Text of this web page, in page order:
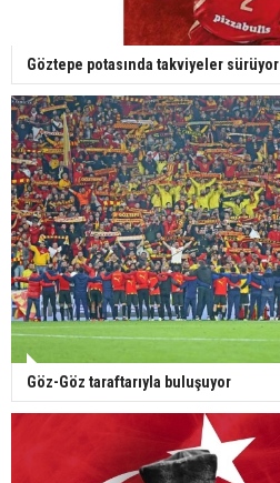
Göztepe potasında takviyeler sürüyor
Göz-Göz taraftarıyla buluşuyor